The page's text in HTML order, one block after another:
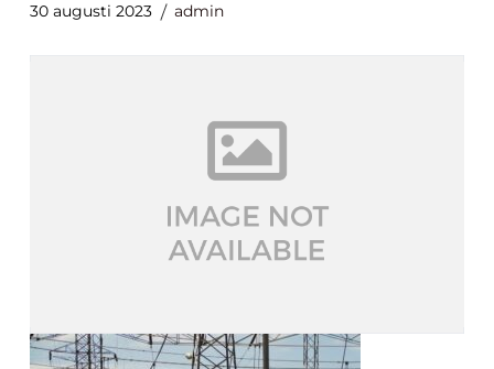
30 augusti 2023 admin